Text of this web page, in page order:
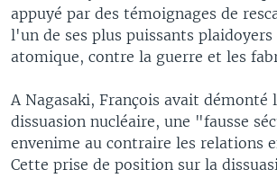
appuyé par des témoignages de
l'un de ses plus puissants
atomique, contre la guerre et les
A Nagasaki, François avait démonté
dissuasion nucléaire, une "fausse
envenime au contraire les relations
Cette prise de position sur la